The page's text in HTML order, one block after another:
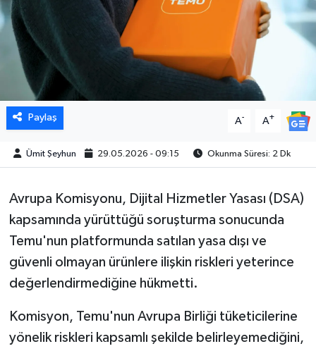
Paylaş A- A+
Ümit Şeyhun 29.05.2026 - 09:15 Okunma Süresi: 2 Dk
Avrupa Komisyonu, Dijital Hizmetler Yasası (DSA)
kapsamında yürüttüğü soruşturma sonucunda
Temu'nun platformunda satılan yasa dışı ve
güvenli olmayan ürünlere ilişkin riskleri yeterince
değerlendirmediğine hükmetti.
Komisyon, Temu'nun Avrupa Birliği tüketicilerine
yönelik riskleri kapsamlı şekilde belirleyemediğini,